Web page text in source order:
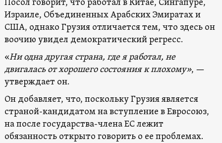
Посол говорит, что работал в Китае, Сингапуре,
Израиле, Объединенных Арабских Эмиратах и
США, однако Грузия отличается тем, что здесь он
воочию увидел демократический регресс.
«Ни одна другая страна, где я работал, не
двигалась от хорошего состояния к плохому», —
утверждает он.
Он добавляет, что, поскольку Грузия является
страной-кандидатом на вступление в Евросоюз,
на после государства-члена ЕС лежит
обязанность открыто говорить о ее проблемах.